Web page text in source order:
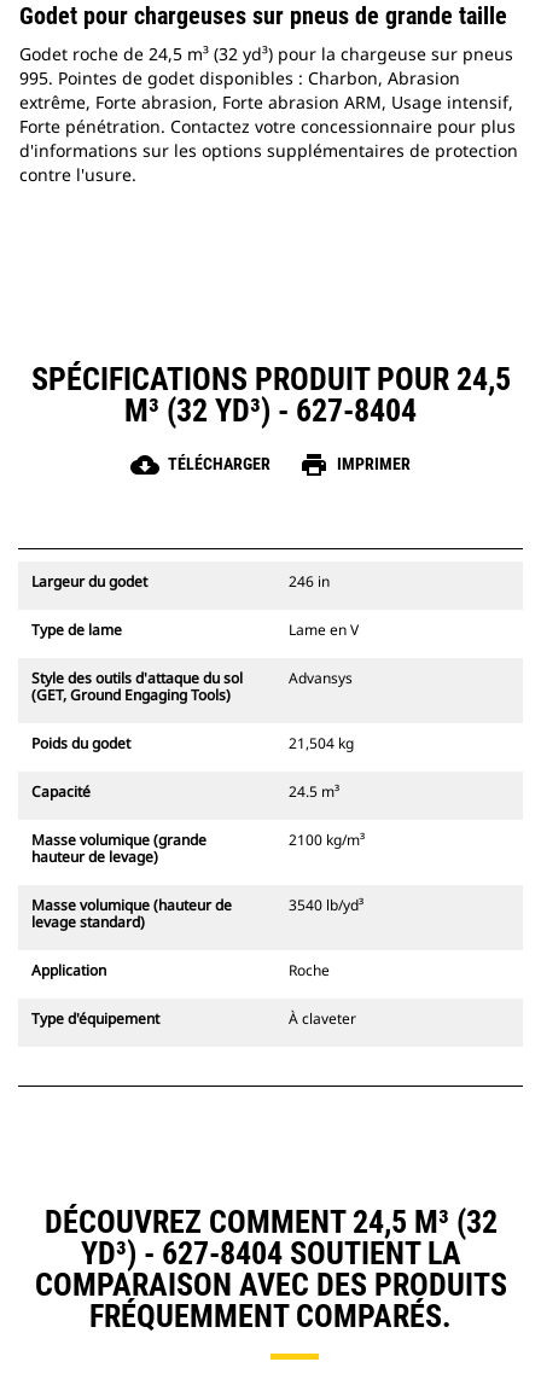
Godet pour chargeuses sur pneus de grande taille
Godet roche de 24,5 m³ (32 yd³) pour la chargeuse sur pneus
995. Pointes de godet disponibles : Charbon, Abrasion
extrême, Forte abrasion, Forte abrasion ARM, Usage intensif,
Forte pénétration. Contactez votre concessionnaire pour plus
d'informations sur les options supplémentaires de protection
contre l'usure.
SPÉCIFICATIONS PRODUIT POUR 24,5
M³ (32 YD³) - 627-8404
cloud_download TÉLÉCHARGER print IMPRIMER
Largeur du godet 246 in
Type de lame Lame en V
Style des outils d'attaque du sol
(GET, Ground Engaging Tools)
Advansys
Poids du godet 21,504 kg
Capacité 24.5 m³
Masse volumique (grande
hauteur de levage)
2100 kg/m³
Masse volumique (hauteur de
levage standard)
3540 lb/yd³
Application Roche
Type d'équipement À claveter
DÉCOUVREZ COMMENT 24,5 M³ (32
YD³) - 627-8404 SOUTIENT LA
COMPARAISON AVEC DES PRODUITS
FRÉQUEMMENT COMPARÉS.